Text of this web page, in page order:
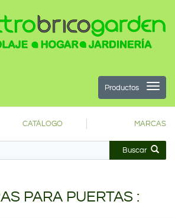
Productos
CATÁLOGO MARCAS
Buscar
PARA PUERTAS :